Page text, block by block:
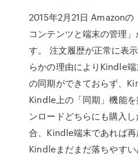
2015年2月21日 Amazon
コンテンツと端末の管理
す。 注文履歴が正常に表
らかの理由によりKindle
の同期ができておらず、
Kindle上の「同期」機能
ンロードどちらにも購入
合、Kindle端末であれば
Kindleまだまだ落ちやすい